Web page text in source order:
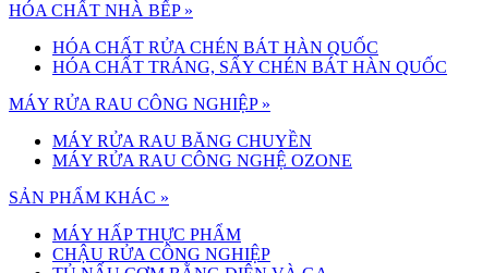
HÓA CHẤT NHÀ BẾP »
HÓA CHẤT RỬA CHÉN BÁT HÀN QUỐC
HÓA CHẤT TRÁNG, SẤY CHÉN BÁT HÀN QUỐC
MÁY RỬA RAU CÔNG NGHIỆP »
MÁY RỬA RAU BĂNG CHUYỀN
MÁY RỬA RAU CÔNG NGHỆ OZONE
SẢN PHẨM KHÁC »
MÁY HẤP THỰC PHẨM
CHẬU RỬA CÔNG NGHIỆP